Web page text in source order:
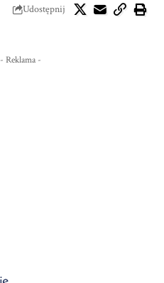
Udostępnij
- Reklama -